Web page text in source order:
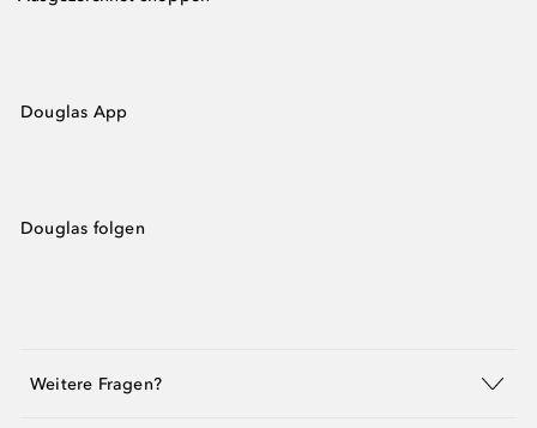
Douglas App
Douglas folgen
Weitere Fragen?